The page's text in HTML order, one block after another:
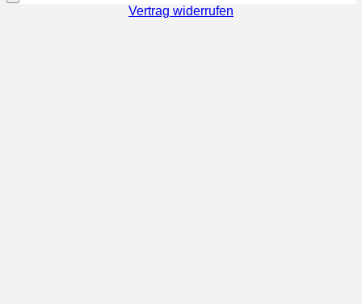
Vertrag widerrufen